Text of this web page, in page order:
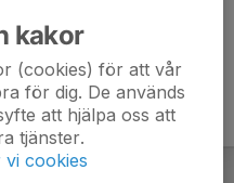
kakor
(cookies) för att vår
för dig. De används
att hjälpa oss att
tjänster.
vi cookies